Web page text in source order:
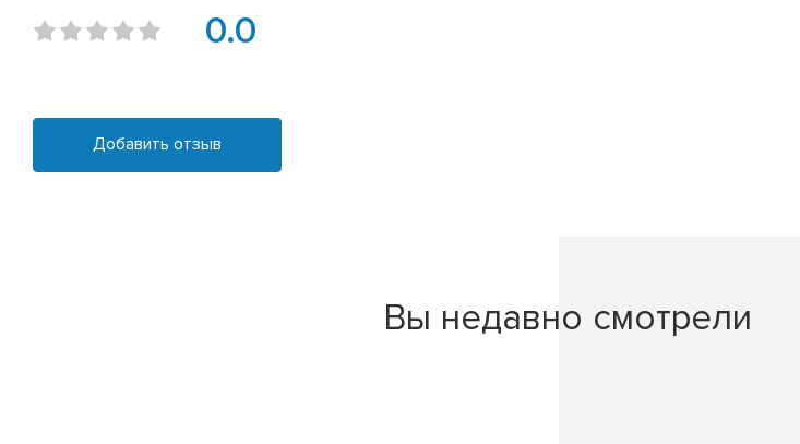
0.0
Добавить отзыв
Вы недавно смотрели